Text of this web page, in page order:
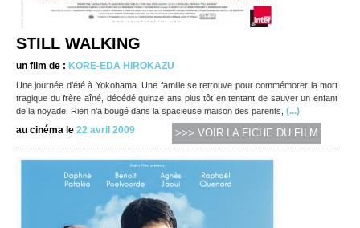
STILL WALKING
un film de : KORE-EDA HIROKAZU
Une journée d’été à Yokohama. Une famille se retrouve pour commémorer la mort
tragique du frère aîné, décédé quinze ans plus tôt en tentant de sauver un enfant
de la noyade. Rien n’a bougé dans la spacieuse maison des parents, (...)
au cinéma le 22 avril 2009 >>> VOIR LA FICHE DU FILM